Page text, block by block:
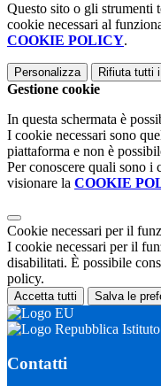
Questo sito o gli strumenti
cookie necessari al
COOKIE POLICY.
Personalizza Rifiuta tutti
Gestione cookie
In questa schermata è
I cookie necessari sono
piattaforma e non è
Per conoscere quali sono i
visionare la COOKIE
Cookie necessari per il
I cookie necessari per il
disabilitati. È possibile
policy.
Accetta tutti Salva le
Contatti